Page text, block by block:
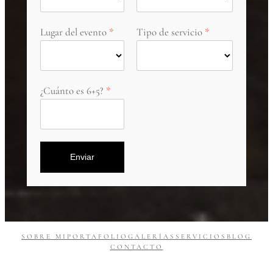
Lugar del evento Tipo de servicio
¿Cuánto es 6+5?
Enviar
SOBRE MI PORTAFOLIO GALERÍAS SERVICIOS BLOG
CONTACTO